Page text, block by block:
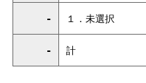
- １．未選択
- 計